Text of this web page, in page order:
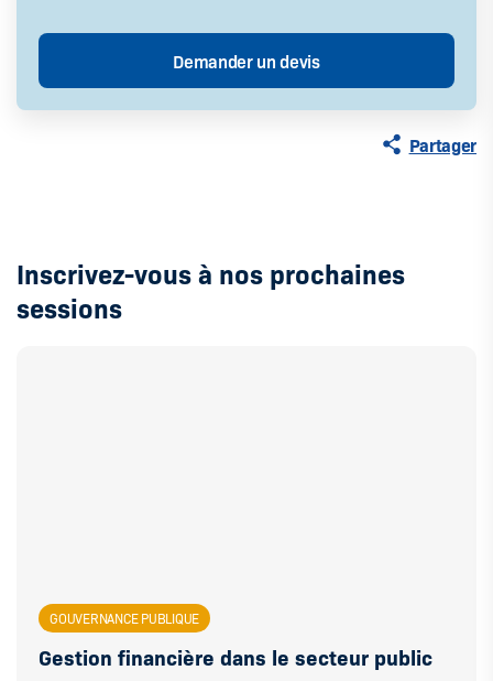
Partager
Inscrivez-vous à nos prochaines
sessions
GOUVERNANCE PUBLIQUE
Gestion financière dans le secteur public